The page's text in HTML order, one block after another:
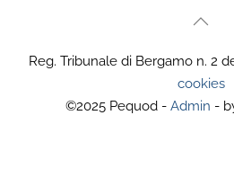
Reg. Tribunale di Bergamo n. 2
cookies
©2025 Pequod - Admin -